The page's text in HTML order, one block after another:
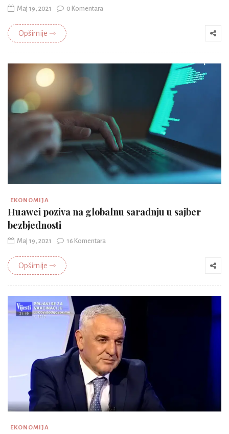
Maj 19, 2021 0 Komentara
Opširnije ⇾
EKONOMIJA
Huawei poziva na globalnu saradnju u sajber
bezbjednosti
Maj 19, 2021 16 Komentara
Opširnije ⇾
EKONOMIJA